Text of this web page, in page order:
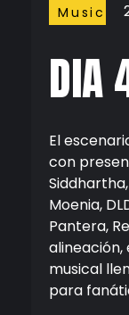
DIA
Music
El
con
Moenia,
Pantera,
musical
para